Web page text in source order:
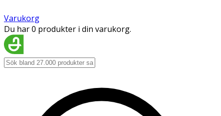
Varukorg
Du har 0 produkter i din varukorg.